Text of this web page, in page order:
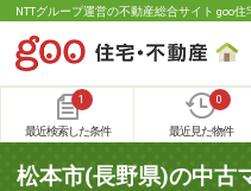
NTTグループ運営の不動産総合サイト goo住
1
最近検索した条件
0
最近見た物件
松本市(長野県)の中古